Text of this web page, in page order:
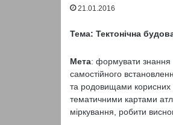
21.01.2016
Тема: Тектонічна
Мета: формувати знання
самостійного
та родовищами корисних
тематичними картами
міркування, робити